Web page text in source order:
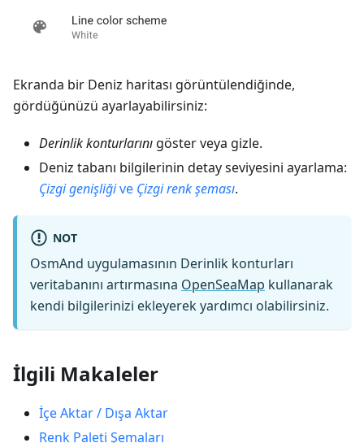
Ekranda bir Deniz haritası görüntülendiğinde,
gördüğünüzü ayarlayabilirsiniz:
Derinlik konturlarını göster veya gizle.
Deniz tabanı bilgilerinin detay seviyesini ayarlama:
Çizgi genişliğive Çizgi renk şeması.
NOT
OsmAnd uygulamasının Derinlik konturları
veritabanını artırmasına OpenSeaMap kullanarak
kendi bilgilerinizi ekleyerek yardımcı olabilirsiniz.
İlgili Makaleler
İçe Aktar / Dışa Aktar
Renk Paleti Şemaları